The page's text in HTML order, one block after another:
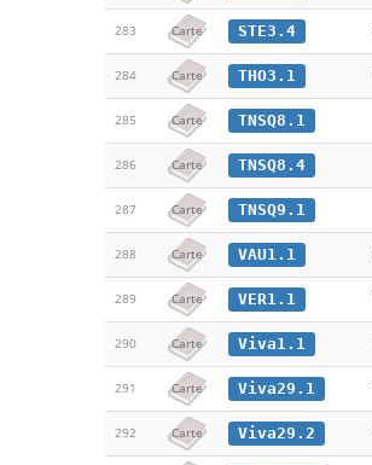
283 Carte STE3.4
284 Carte THO3.1
285 Carte TNSQ8.1
286 Carte TNSQ8.4
287 Carte TNSQ9.1
288 Carte VAU1.1
289 Carte VER1.1
290 Carte Viva1.1
291 Carte Viva29.1
292 Carte Viva29.2